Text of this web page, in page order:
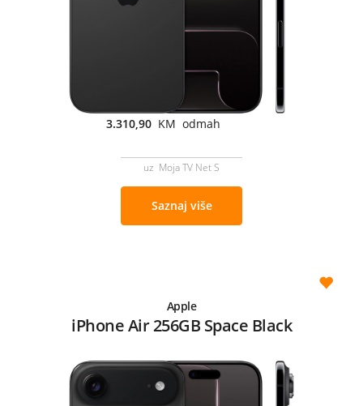
3.310,90 KM odmah
uz Moja TV Net S
Saznaj više
Apple
iPhone Air 256GB Space Black